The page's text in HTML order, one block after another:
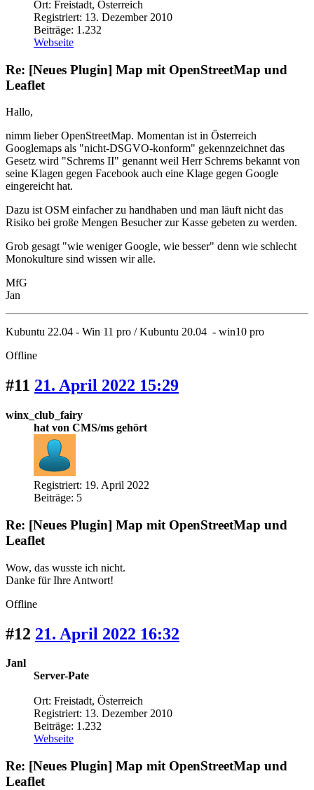
Ort: Freistadt, Österreich
Registriert: 13. Dezember 2010
Beiträge: 1.232
Webseite
Re: [Neues Plugin] Map mit OpenStreetMap und
Leaflet
Hallo,
nimm lieber OpenStreetMap. Momentan ist in Österreich
Googlemaps als "nicht-DSGVO-konform" gekennzeichnet das
Gesetz wird "Schrems II" genannt weil Herr Schrems bekannt von
seine Klagen gegen Facebook auch eine Klage gegen Google
eingereicht hat.
Dazu ist OSM einfacher zu handhaben und man läuft nicht das
Risiko bei große Mengen Besucher zur Kasse gebeten zu werden.
Grob gesagt "wie weniger Google, wie besser" denn wie schlecht
Monokulture sind wissen wir alle.
MfG
Jan
Kubuntu 22.04 - Win 11 pro / Kubuntu 20.04 - win10 pro
Offline
#11 21. April 2022 15:29
winx_club_fairy
hat von CMS/ms gehört
Registriert: 19. April 2022
Beiträge: 5
Re: [Neues Plugin] Map mit OpenStreetMap und
Leaflet
Wow, das wusste ich nicht.
Danke für Ihre Antwort!
Offline
#12 21. April 2022 16:32
Janl
Server-Pate
Ort: Freistadt, Österreich
Registriert: 13. Dezember 2010
Beiträge: 1.232
Webseite
Re: [Neues Plugin] Map mit OpenStreetMap und
Leaflet